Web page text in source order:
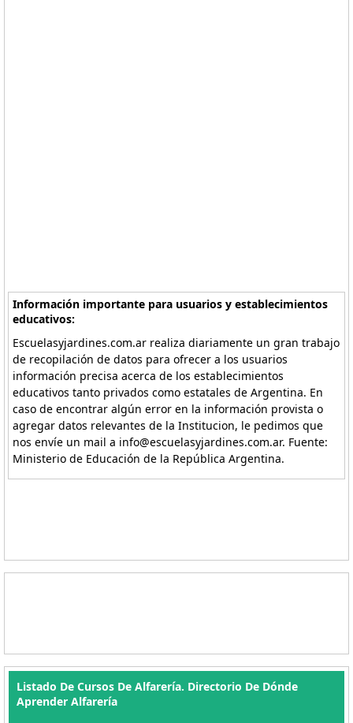
Información importante para usuarios y establecimientos
educativos:
Escuelasyjardines.com.ar realiza diariamente un gran trabajo
de recopilación de datos para ofrecer a los usuarios
información precisa acerca de los establecimientos
educativos tanto privados como estatales de Argentina. En
caso de encontrar algún error en la información provista o
agregar datos relevantes de la Institucion, le pedimos que
nos envíe un mail a info@escuelasyjardines.com.ar. Fuente:
Ministerio de Educación de la República Argentina.
Listado De Cursos De Alfarería. Directorio De Dónde
Aprender Alfarería